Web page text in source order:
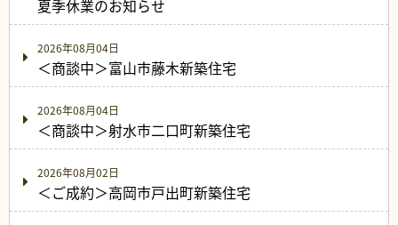
夏季休業のお知らせ
2026年08月04日
＜商談中＞富山市藤木新築住宅
2026年08月04日
＜商談中＞射水市二口町新築住宅
2026年08月02日
＜ご成約＞高岡市戸出町新築住宅